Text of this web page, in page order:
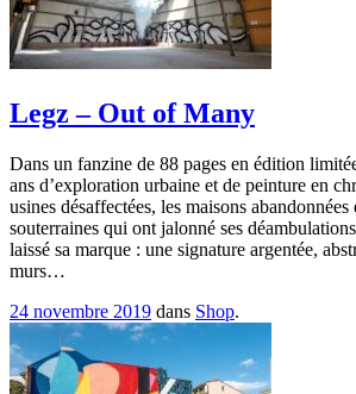
Legz – Out of Many
Dans un fanzine de 88 pages en édition
ans d’exploration urbaine et de peinture en
usines désaffectées, les maisons abandonnées
souterraines qui ont jalonné ses
laissé sa marque : une signature argentée,
murs…
24 novembre 2019 dans Shop.